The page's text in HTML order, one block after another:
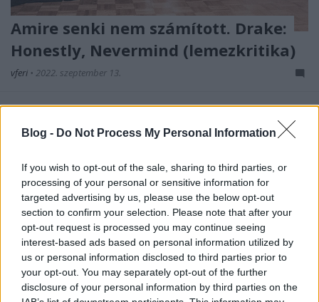
Blog - Do Not Process My Personal Information
If you wish to opt-out of the sale, sharing to third parties, or
processing of your personal or sensitive information for
targeted advertising by us, please use the below opt-out
section to confirm your selection. Please note that after your
opt-out request is processed you may continue seeing
interest-based ads based on personal information utilized by
us or personal information disclosed to third parties prior to
your opt-out. You may separately opt-out of the further
disclosure of your personal information by third parties on the
Amire senki nem számított. Drake:
Honestly, Nevermind (lemezkritika)
vferi • 2022. szeptember 13.
Ne felejtsük el, hogy pár héttel Beyoncé előtt Drake is
megpróbálta újra divatba hozni a house muzsikát.
Ez a kritika először a Recorder magazin 96.